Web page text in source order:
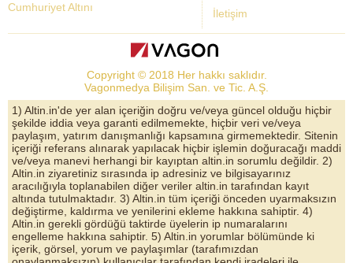
İletişim
Cumhuriyet Altını
Dolar Kuru
Altın Yorumları
Döviz Kurları
Çeyrek Altın
Bitcoin
Euro/Dolar Parite
Sterlin
Döviz Arşivi
Copyright © 2018 Her hakkı saklıdır.
Vagonmedya Bilişim San. ve Tic. A.Ş.
1) Altin.in'de yer alan içeriğin doğru ve/veya güncel olduğu hiçbir
şekilde iddia veya garanti edilmemekte, hiçbir veri ve/veya
paylaşım, yatırım danışmanlığı kapsamına girmemektedir. Sitenin
içeriği referans alınarak yapılacak hiçbir işlemin doğuracağı maddi
ve/veya manevi herhangi bir kayıptan altin.in sorumlu değildir. 2)
Altin.in ziyaretiniz sırasında ip adresiniz ve bilgisayarınız
aracılığıyla toplanabilen diğer veriler altin.in tarafından kayıt
altında tutulmaktadır. 3) Altin.in tüm içeriği önceden uyarmaksızın
değiştirme, kaldırma ve yenilerini ekleme hakkına sahiptir. 4)
Altin.in gerekli gördüğü taktirde üyelerin ip numaralarını
engelleme hakkına sahiptir. 5) Altin.in yorumlar bölümünde ki
içerik, görsel, yorum ve paylaşımlar (tarafımızdan